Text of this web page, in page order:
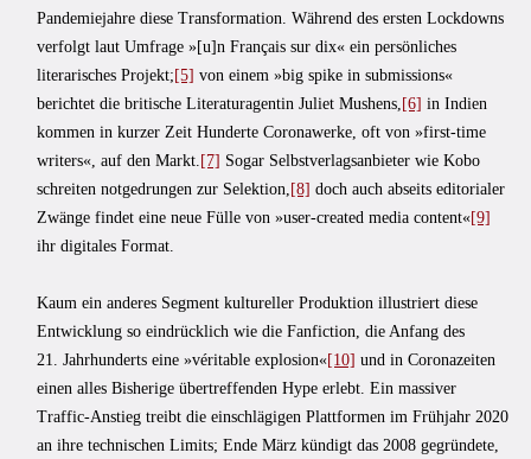
Pandemiejahre diese Transformation. Während des ersten Lockdowns
verfolgt laut Umfrage »[u]n Français sur dix« ein persönliches
literarisches Projekt; [5] von einem »big spike in submissions«
berichtet die britische Literaturagentin Juliet Mushens, [6] in Indien
kommen in kurzer Zeit Hunderte Coronawerke, oft von »first-time
writers«, auf den Markt. [7] Sogar Selbstverlagsanbieter wie Kobo
schreiten notgedrungen zur Selektion, [8] doch auch abseits editorialer
Zwänge findet eine neue Fülle von »user-created media content«[9]
ihr digitales Format.
Kaum ein anderes Segment kultureller Produktion illustriert diese
Entwicklung so eindrücklich wie die Fanfiction, die Anfang des
21. Jahrhunderts eine »véritable explosion«[10] und in Coronazeiten
einen alles Bisherige übertreffenden Hype erlebt. Ein massiver
Traffic-Anstieg treibt die einschlägigen Plattformen im Frühjahr 2020
an ihre technischen Limits; Ende März kündigt das 2008 gegründete,